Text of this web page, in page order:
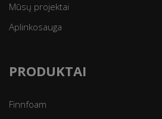
Mūsų projektai
Aplinkosauga
PRODUKTAI
Finnfoam